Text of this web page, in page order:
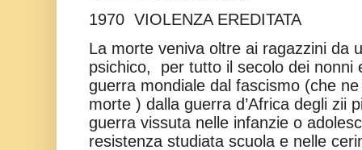
1970 VIOLENZA EREDITATA
La morte veniva oltre ai ragazzini da
psichico,
per tutto il secolo dei nonni
guerra mondiale dal fascismo (che
morte ) dalla guerra d’Africa degli zii
guerra vissuta nelle infanzie o
resistenza studiata scuola e nelle